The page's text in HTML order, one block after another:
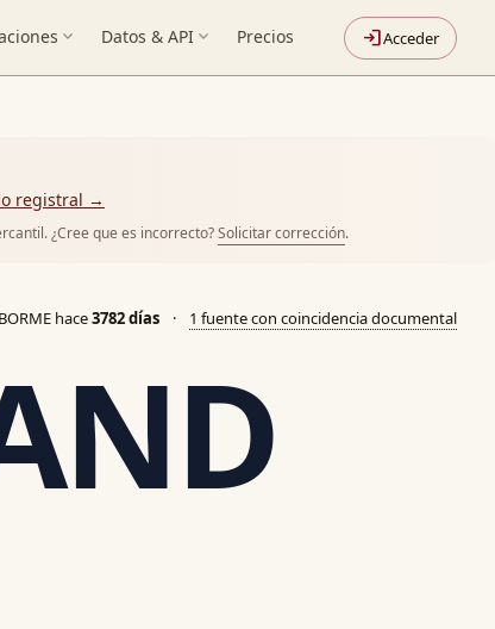
expand_more Datos & API expand_more Precios loginAcceder
registral →
¿Cree que es incorrecto?Solicitar corrección.
hace3782 días · 1 fuente con coincidencia documental